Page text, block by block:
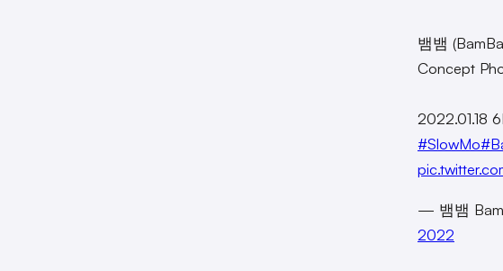
뱀뱀
Concept
2022.01.18
#SlowMo
— 뱀뱀
2022